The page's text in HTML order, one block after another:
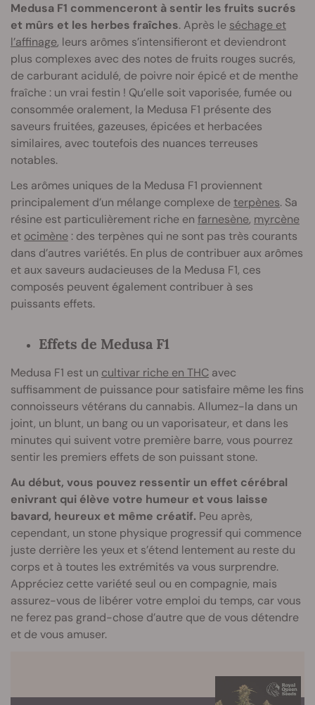
Medusa F1 commenceront à sentir les fruits sucrés
et mûrs et les herbes fraîches. Après le séchage et
l’affinage, leurs arômes s’intensifieront et deviendront
plus complexes avec des notes de fruits rouges sucrés,
de carburant acidulé, de poivre noir épicé et de menthe
fraîche : un vrai festin ! Qu’elle soit vaporisée, fumée ou
consommée oralement, la Medusa F1 présente des
saveurs fruitées, gazeuses, épicées et herbacées
similaires, avec toutefois des nuances terreuses
notables.
Les arômes uniques de la Medusa F1 proviennent
principalement d’un mélange complexe deterpènes. Sa
résine est particulièrement riche en farnesène, myrcène
et ocimène : des terpènes qui ne sont pas très courants
dans d’autres variétés. En plus de contribuer aux arômes
et aux saveurs audacieuses de la Medusa F1, ces
composés peuvent également contribuer à ses
puissants effets.
Effets de Medusa F1
Medusa F1 est un cultivar riche en THC avec
suffisamment de puissance pour satisfaire même les fins
connoisseurs vétérans du cannabis. Allumez-la dans un
joint, un blunt, un bang ou un vaporisateur, et dans les
minutes qui suivent votre première barre, vous pourrez
sentir les premiers effets de son puissant stone.
Au début, vous pouvez ressentir un effet cérébral
enivrant qui élève votre humeur et vous laisse
bavard, heureux et même créatif. Peu après,
cependant, un stone physique progressif qui commence
juste derrière les yeux et s’étend lentement au reste du
corps et à toutes les extrémités va vous surprendre.
Appréciez cette variété seul ou en compagnie, mais
assurez-vous de libérer votre emploi du temps, car vous
ne ferez pas grand-chose d’autre que de vous détendre
et de vous amuser.